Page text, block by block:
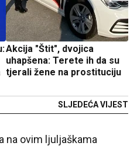
Akcija "Štit", dvojica
uhapšena: Terete ih da su
tjerali žene na prostituciju
SLJEDEĆA VIJEST
na ovim ljuljaškama